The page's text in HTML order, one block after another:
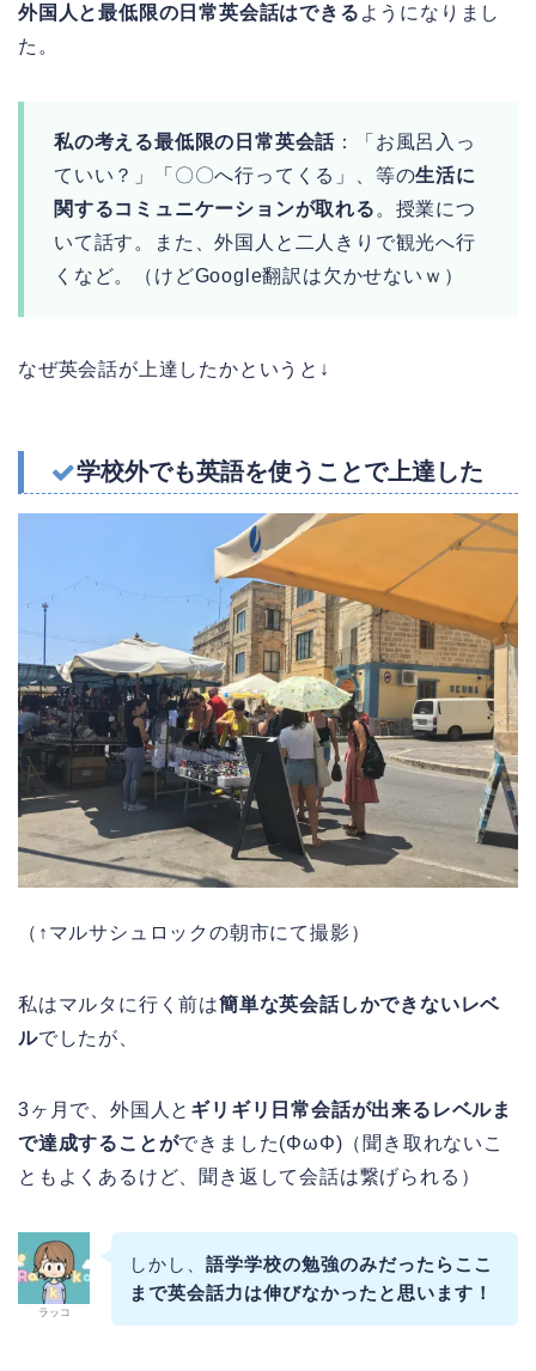
外国人と最低限の日常英会話はできる ようになりまし
た。
私の考える最低限の日常英会話 ：「お風呂入っ
ていい？」「〇〇へ行ってくる」、等の生活に
関するコミュニケーションが取れる 。授業につ
いて話す。また、外国人と二人きりで観光へ行
くなど。（けどGoogle翻訳は欠かせないｗ）
なぜ英会話が上達したかというと↓
学校外でも英語を使うことで上達した
（↑マルサシュロックの朝市にて撮影）
私はマルタに行く前は簡単な英会話しかできないレベ
ルでしたが、
3ヶ月で、外国人と ギリギリ日常会話が出来る レベルま
で達成することができました(ΦωΦ)（聞き取れないこ
ともよくあるけど、聞き返して会話は繋げられる）
ラッコ
しかし、 語学学校の勉強のみだったらここ
まで英会話力は伸びなかったと思います！